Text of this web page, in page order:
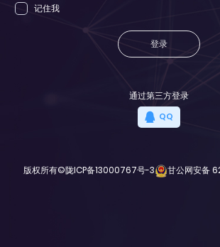
记住我
登录
通过第三方登录
QQ
版权所有©陇ICP备13000767号-3 甘公网安备